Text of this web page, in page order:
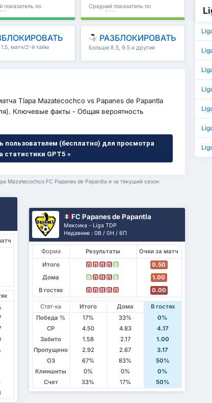
показатель по
Средний показатель по
лиге : 54%
матч/2-й тайм
РАЗБЛОКИРОВАТЬ
Больше 8.5, 9.5 и другие
Tlapa Mazatecochco vs Papanes de Papantla
Ключевые факты - Общая вероятность
пользователем (бесплатно) для просмотра
статистики GPT5 »
Mazatecochco FC Papanes de Papantla и за текущий сезон
FC Papanes de Papantla
Мексика - Liga TDP
Недавние : 0В / 0Н / 6П
Форма Результаты
Очки за матч
Итого
П П П П В
0.50
Дома
В П П П В
1.00
В гостях
П П П П П 0.00
Стат-ка Итого Дома
В гостях
Победа %
17% 33%
0%
СР
4.50 4.83
4.17
Забито
1.58 2.17
1.00
Пропущено
2.92 2.67
3.17
ОЗ
67% 83%
50%
Клиншиты
0% 0%
0%
Счет
33% 17% 50%